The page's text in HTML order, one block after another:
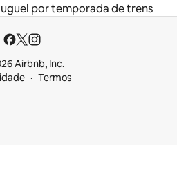
por temporada de trens
Airbnb, Inc.
Termos